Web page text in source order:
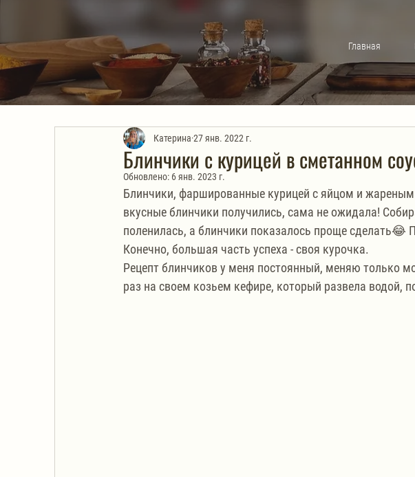
Главная
Блинчики с курицей в сметанном
Катерина 27 янв. 2022 г.
Обновлено: 6 янв. 2023 г.
Блинчики, фаршированные курицей с яйцом и
вкусные блинчики получились, сама не ожидала!
поленилась, а блинчики показалось проще сделать😂
Конечно, большая часть успеха - своя курочка.
Рецепт блинчиков у меня постоянный, меняю только
раз на своем козьем кефире, который развела водой,